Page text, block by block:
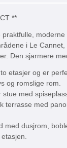
**
praktfulle,
i Le
Den sjarmere
etasjer og er
og romslige rom.
stue med
terrasse med
med dusjrom,